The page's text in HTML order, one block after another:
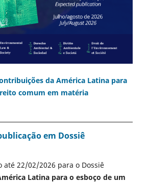
da América Latina para
comum em matéria
em Dossiê
até 22/02/2026 para o Dossiê
Latina para o esboço de um